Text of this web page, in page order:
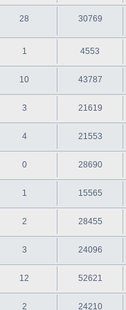
28 30769
1 4553
10 43787
3 21619
4 21553
0 28690
1 15565
2 28455
3 24096
12 52621
2 24210